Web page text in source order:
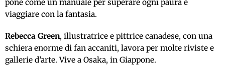
pone come un manuale per superare ogni paura e
viaggiare con la fantasia.
Rebecca Green, illustratrice e pittrice canadese, con una
schiera enorme di fan accaniti, lavora per molte riviste e
gallerie d’arte. Vive a Osaka, in Giappone.